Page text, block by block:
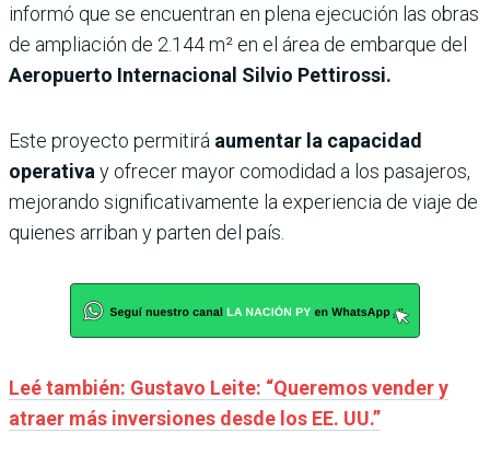
informó que se encuentran en plena ejecución las obras
de ampliación de 2.144 m² en el área de embarque del
Aeropuerto Internacional Silvio Pettirossi.
Este proyecto permitirá aumentar la capacidad
operativa y ofrecer mayor comodidad a los pasajeros,
mejorando significativamente la experiencia de viaje de
quienes arriban y parten del país.
Leé también: Gustavo Leite: “Queremos vender y
atraer más inversiones desde los EE. UU.”